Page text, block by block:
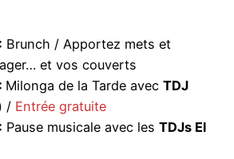
Brunch / Apportez mets et
et vos couverts
Milonga de la Tarde avec TDJ
/ Entrée gratuite
Pause musicale avec les TDJs El